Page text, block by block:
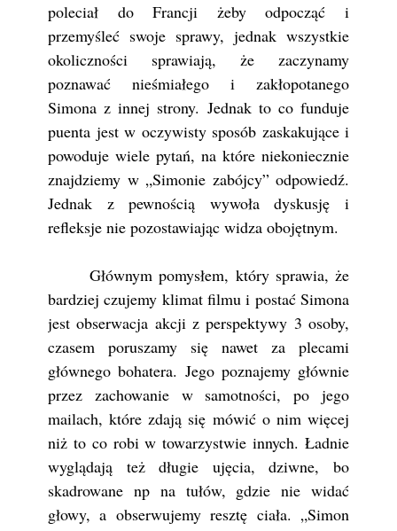
poleciał do Francji żeby odpocząć i
przemyśleć swoje sprawy, jednak wszystkie
okoliczności sprawiają, że zaczynamy
poznawać nieśmiałego i zakłopotanego
Simona z innej strony. Jednak to co funduje
puenta jest w oczywisty sposób zaskakujące i
powoduje wiele pytań, na które niekoniecznie
znajdziemy w „Simonie zabójcy” odpowiedź.
Jednak z pewnością wywoła dyskusję i
refleksje nie pozostawiając widza obojętnym.
Głównym pomysłem, który sprawia, że
bardziej czujemy klimat filmu i postać Simona
jest obserwacja akcji z perspektywy 3 osoby,
czasem poruszamy się nawet za plecami
głównego bohatera. Jego poznajemy głównie
przez zachowanie w samotności, po jego
mailach, które zdają się mówić o nim więcej
niż to co robi w towarzystwie innych. Ładnie
wyglądają też długie ujęcia, dziwne, bo
skadrowane np na tułów, gdzie nie widać
głowy, a obserwujemy resztę ciała. „Simon